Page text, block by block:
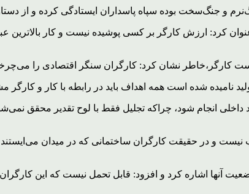
و جنگ‌سخت بوده سپاه پاسداران ایستادگی‌ کرده و از
روز کار و کارگر است، عنوان کرد: ارزش کارگر بر کسی پوشیده نیست و
دست کارگر،خاطر نشان کرد: کارگران سنگر اقتصادی را
نامیده شده است همه اهداف باید در رابطه با کار و
داخلی انجام شود، چراکه تجلیل فقط با لوح تقدیر محقق
نیست و در حقیقت کارگران ساختمانی که در میدان
اشاره کرد و افزود: قابل تحمل نیست که این کارگران